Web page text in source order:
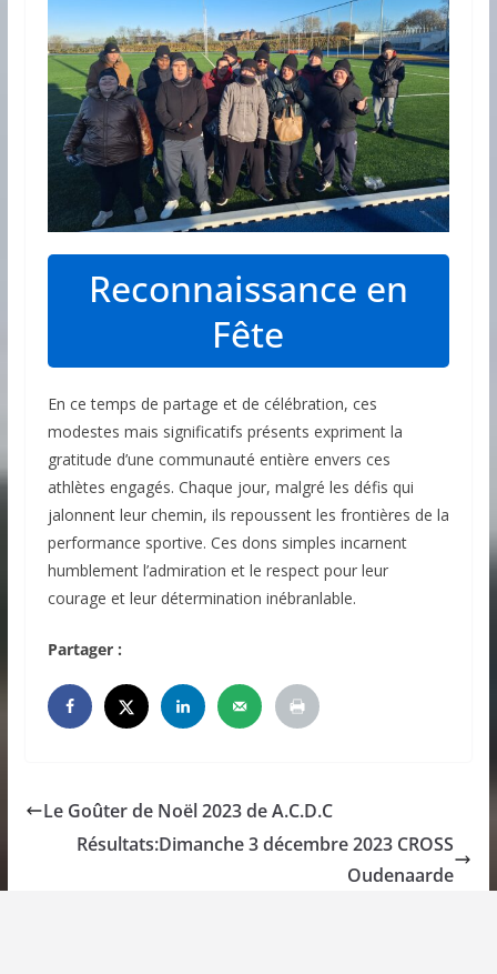
Reconnaissance en
Fête
En ce temps de partage et de célébration, ces
modestes mais significatifs présents expriment la
gratitude d’une communauté entière envers ces
athlètes engagés. Chaque jour, malgré les défis qui
jalonnent leur chemin, ils repoussent les frontières de la
performance sportive. Ces dons simples incarnent
humblement l’admiration et le respect pour leur
courage et leur détermination inébranlable.
Partager :
Le Goûter de Noël 2023 de A.C.D.C
Résultats:Dimanche 3 décembre 2023 CROSS
Oudenaarde